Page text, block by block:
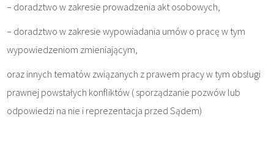
– doradztwo w zakresie prowadzenia akt osobowych,
– doradztwo w zakresie wypowiadania umów o pracę w tym
wypowiedzeniom zmieniającym,
oraz innych tematów związanych z prawem pracy w tym obsługi
prawnej powstałych konfliktów ( sporządzanie pozwów lub
odpowiedzi na nie i reprezentacja przed Sądem)